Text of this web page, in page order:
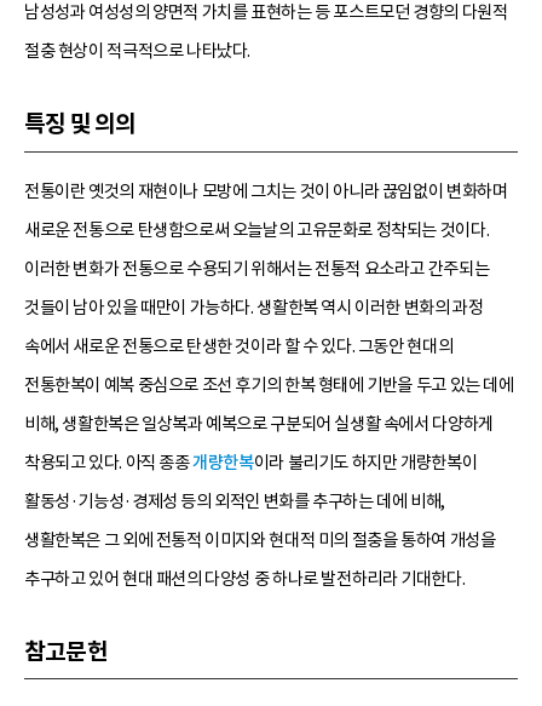
남성성과 여성성의 양면적 가치를 표현하는 등 포스트모던 경향의 다원적
절충 현상이 적극적으로 나타났다.
특징 및 의의
전통이란 옛것의 재현이나 모방에 그치는 것이 아니라 끊임없이 변화하며
새로운 전통으로 탄생함으로써 오늘날의 고유문화로 정착되는 것이다.
이러한 변화가 전통으로 수용되기 위해서는 전통적 요소라고 간주되는
것들이 남아 있을 때만이 가능하다. 생활한복 역시 이러한 변화의 과정
속에서 새로운 전통으로 탄생한 것이라 할 수 있다. 그동안 현대의
전통한복이 예복 중심으로 조선 후기의 한복 형태에 기반을 두고 있는 데에
비해, 생활한복은 일상복과 예복으로 구분되어 실생활 속에서 다양하게
착용되고 있다. 아직 종종개량한복이라 불리기도 하지만 개량한복이
활동성·기능성·경제성 등의 외적인 변화를 추구하는 데에 비해,
생활한복은 그 외에 전통적 이미지와 현대적 미의 절충을 통하여 개성을
추구하고 있어 현대 패션의 다양성 중 하나로 발전하리라 기대한다.
참고문헌